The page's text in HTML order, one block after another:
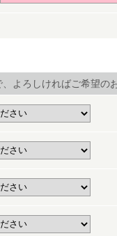
よろしければご希望の